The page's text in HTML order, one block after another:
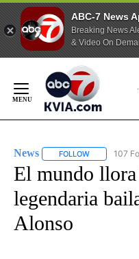
ABC-7 News
Breaking News
& Video On
Content
News FOLLOW FOLLOW
107
El mundo
legendaria
Alonso